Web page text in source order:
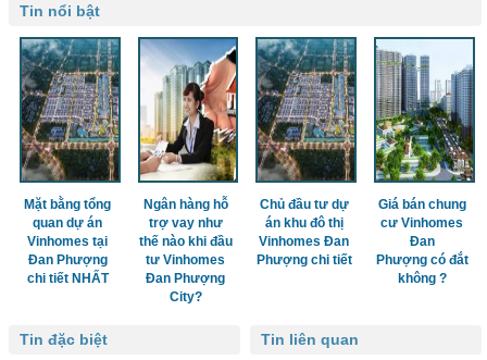
Tin nổi bật
Mặt bằng tổng
quan dự án
Vinhomes tại
Đan Phượng
chi tiết NHẤT
Ngân hàng hỗ
trợ vay như
thế nào khi đầu
tư Vinhomes
Đan Phượng
City?
Chủ đầu tư dự
án khu đô thị
Vinhomes Đan
Phượng chi tiết
Giá bán chung
cư Vinhomes
Đan
Phượng có đắt
không ?
Tin liên quan
Tin đặc biệt